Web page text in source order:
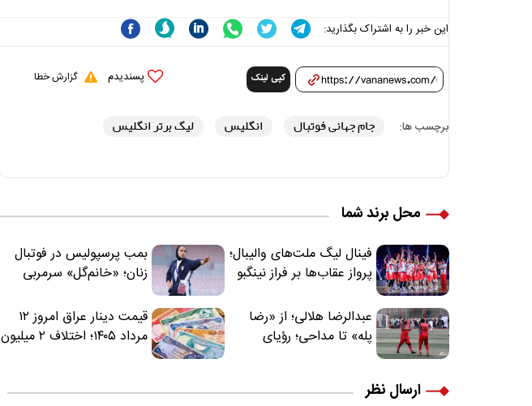
این خبر را به اشتراک بگذارید:
کپی لینک پسندیدم گزارش خطا
برچسب ها: جام جهانی فوتبال انگلیس لیگ برتر انگلیس
محل برند شما
فینال لیگ ملت‌های والیبال؛
پرواز عقاب‌ها بر فراز نینگبو
بمب پرسپولیس در فوتبال
زنان؛ «خانم‌گل» سرمربی
عبدالرضا هلالی؛ از «رضا
پله» تا مداحی؛ رؤیای
قیمت دینار عراق امروز ۱۲
مرداد ۱۴۰۵؛ اختلاف ۲ میلیون
ارسال نظر